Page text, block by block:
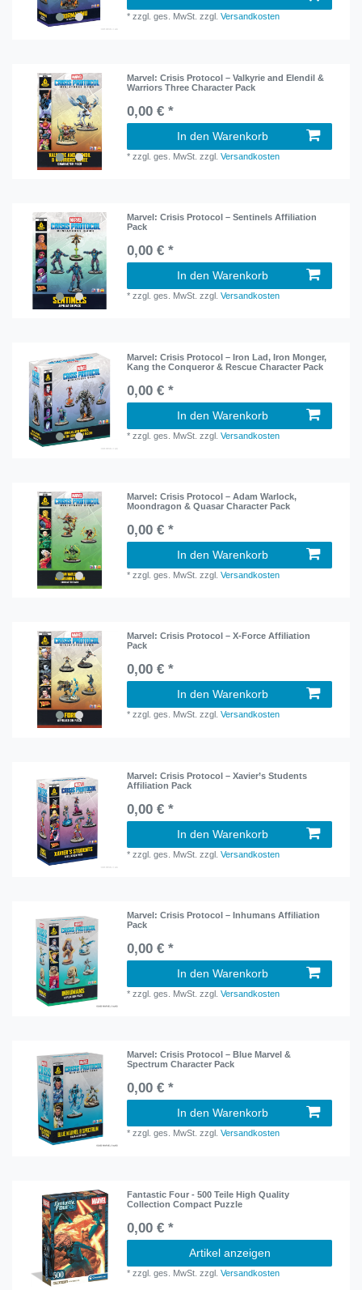
*zzgl. ges. MwSt. zzgl.Versandkosten
Marvel: Crisis Protocol – Valkyrie and Elendil &
Warriors Three Character Pack
0,00 € *
In den Warenkorb
*zzgl. ges. MwSt. zzgl.Versandkosten
Marvel: Crisis Protocol – Sentinels Affiliation
Pack
0,00 € *
In den Warenkorb
*zzgl. ges. MwSt. zzgl.Versandkosten
Marvel: Crisis Protocol – Iron Lad, Iron Monger,
Kang the Conqueror & Rescue Character Pack
0,00 € *
In den Warenkorb
*zzgl. ges. MwSt. zzgl.Versandkosten
Marvel: Crisis Protocol – Adam Warlock,
Moondragon & Quasar Character Pack
0,00 € *
In den Warenkorb
*zzgl. ges. MwSt. zzgl.Versandkosten
Marvel: Crisis Protocol – X-Force Affiliation
Pack
0,00 € *
In den Warenkorb
*zzgl. ges. MwSt. zzgl.Versandkosten
Marvel: Crisis Protocol – Xavier’s Students
Affiliation Pack
0,00 € *
In den Warenkorb
*zzgl. ges. MwSt. zzgl.Versandkosten
Marvel: Crisis Protocol – Inhumans Affiliation
Pack
0,00 € *
In den Warenkorb
*zzgl. ges. MwSt. zzgl.Versandkosten
Marvel: Crisis Protocol – Blue Marvel &
Spectrum Character Pack
0,00 € *
In den Warenkorb
*zzgl. ges. MwSt. zzgl.Versandkosten
Fantastic Four - 500 Teile High Quality
Collection Compact Puzzle
0,00 € *
Artikel anzeigen
*zzgl. ges. MwSt. zzgl.Versandkosten